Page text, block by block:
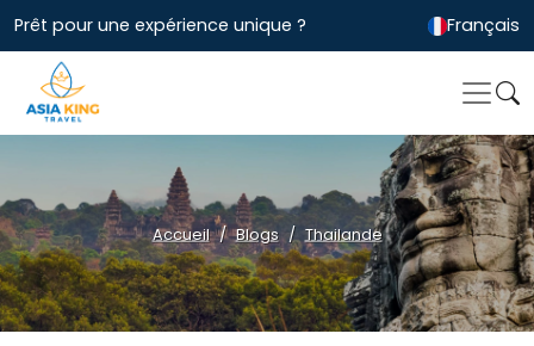
Prêt pour une expérience unique ? Français
Accueil Blogs Thailande